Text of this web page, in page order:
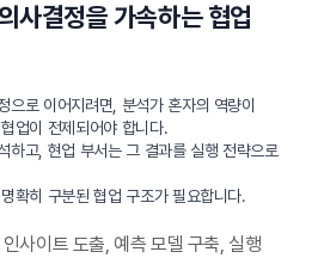
사결정을 가속하는 협업
으로 이어지려면, 분석가 혼자의 역량이
업이 전제되어야 합니다.
하고, 현업 부서는 그 결과를 실행 전략으로
확히 구분된 협업 구조가 필요합니다.
사이트 도출, 예측 모델 구축, 실행